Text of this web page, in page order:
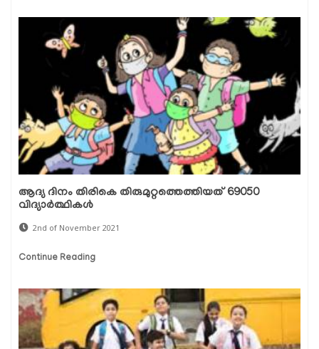
ആദ്യ ദിനം തിരികെ തിരുമുറ്റത്തെത്തിയത് 69050
വിദ്യാര്‍ത്ഥികള്‍
2nd of November 2021
Continue Reading